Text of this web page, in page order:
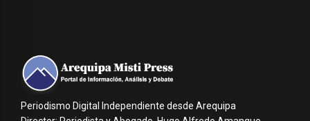
Periodismo Digital Independiente desde Arequipa